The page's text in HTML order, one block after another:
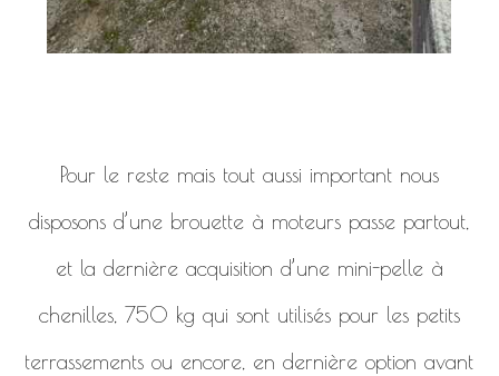
Pour le reste mais tout aussi important nous
disposons d’une brouette à moteurs passe partout,
et la dernière acquisition d’une mini-pelle à
chenilles, 750 kg qui sont utilisés pour les petits
terrassements ou encore, en dernière option avant